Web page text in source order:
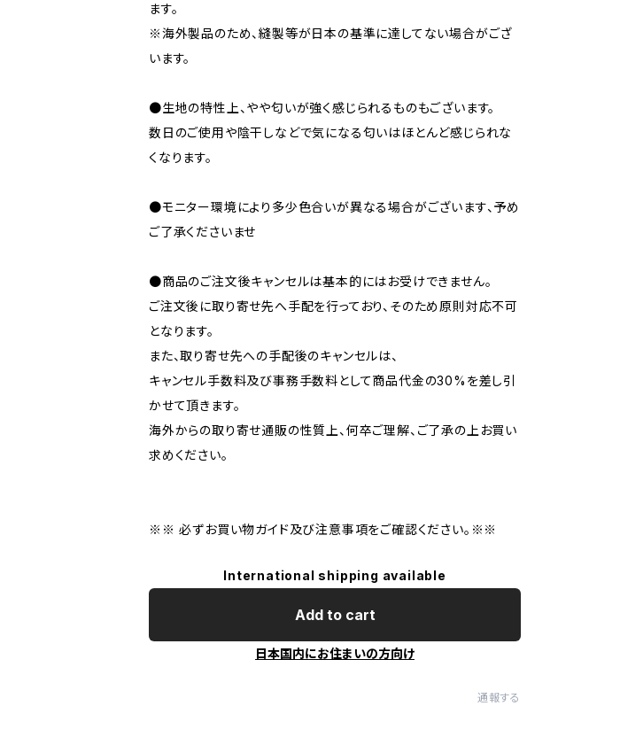
ます。
※海外製品のため、縫製等が日本の基準に達してない場合がござ
います。
●生地の特性上、やや匂いが強く感じられるものもございます。
数日のご使用や陰干しなどで気になる匂いはほとんど感じられな
くなります。
●モニター環境により多少色合いが異なる場合がございます、予め
ご了承くださいませ
●商品のご注文後キャンセルは基本的にはお受けできません。
ご注文後に取り寄せ先へ手配を行っており、そのため原則対応不可
となります。
また、取り寄せ先への手配後のキャンセルは、
キャンセル手数料及び事務手数料として商品代金の30%を差し引
かせて頂きます。
海外からの取り寄せ通販の性質上、何卒ご理解、ご了承の上お買い
求めください。
※※ 必ずお買い物ガイド及び注意事項をご確認ください。※※
International shipping available
Add to cart
日本国内にお住まいの方向け
通報する